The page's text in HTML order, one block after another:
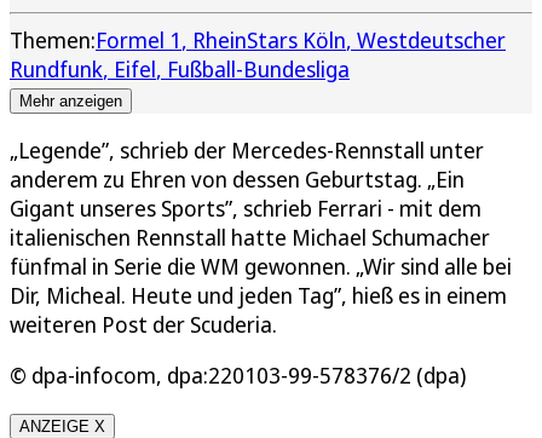
Themen:Formel 1 RheinStars Köln Westdeutscher
Rundfunk Eifel Fußball-Bundesliga
Mehr anzeigen
„Legende”, schrieb der Mercedes-Rennstall unter
anderem zu Ehren von dessen Geburtstag. „Ein
Gigant unseres Sports”, schrieb Ferrari - mit dem
italienischen Rennstall hatte Michael Schumacher
fünfmal in Serie die WM gewonnen. „Wir sind alle bei
Dir, Micheal. Heute und jeden Tag”, hieß es in einem
weiteren Post der Scuderia.
© dpa-infocom, dpa:220103-99-578376/2 (dpa)
ANZEIGE X